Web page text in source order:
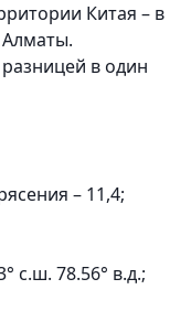
Китая – в
Алматы.
в один
– 11,4;
с.ш. 78.56° в.д.;